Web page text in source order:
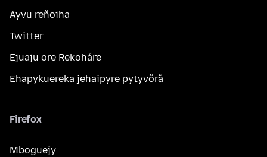
Ayvu reñoiha
Twitter
Ejuaju ore Rekoháre
Ehapykuereka jehaipyre pytyvõrã
Firefox
Mboguejy